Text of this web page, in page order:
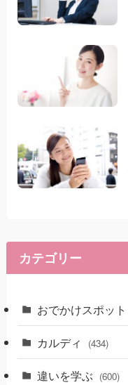
カテゴリー
おでかけスポット
カルディ (434)
違いを学ぶ (600)